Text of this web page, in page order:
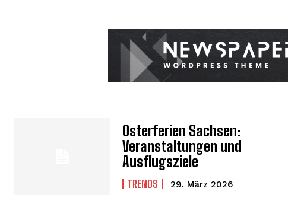
Osterferien Sachsen:
Veranstaltungen und
Ausflugsziele
TRENDS 29. März 2026